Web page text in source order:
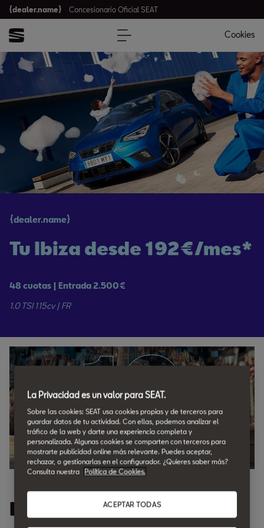
{dealer.name} Concesionario Oficial SEAT
Cookies
{dealer.name}
Tu Ibiza desde 192€/mes*
48 cuotas | Entrada 2.500€
1.0 TSI 115cv | FR
Estrena tu SEAT con 10
La Privacidad es un valor para SEAT.
Sobre las cookies: SEAT usa cookies propias y de terceros para
guardar datos de tu actividad. Con ellas, podemos analizar el
tráfico de la web y darte una experiencia completa y
personalizada. Algunas cookies se comparten con terceros para
mostrarte publicidad online más relevante. Puedes aceptar,
rechazar, o gestionarlas en el configurador. ¿Quieres saber más?
Consulta nuestra
Política de Cookies.
ACEPTAR TODAS